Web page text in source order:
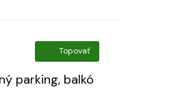
Topovať
parking, balkó